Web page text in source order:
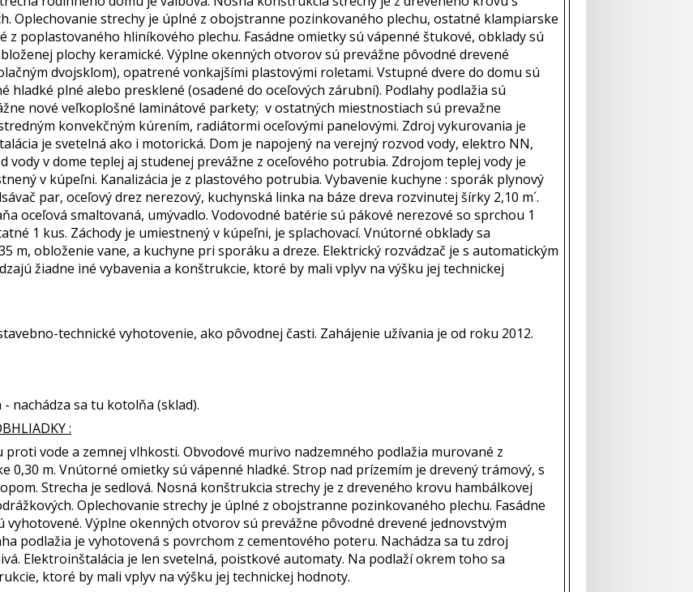
Oplechovanie strechy je úplné z obojstranne pozinkovaného plechu, ostatné klampiarske
z poplastovaného hliníkového plechu. Fasádne omietky sú vápenné štukové, obklady sú
plochy keramické. Výplne okenných otvorov sú prevážne pôvodné drevené
dvojsklom), opatrené vonkajšími plastovými roletami. Vstupné dvere do domu sú
plné alebo presklené (osadené do oceľových zárubní). Podlahy podlažia sú
nové veľkoplošné laminátové parkety; v ostatných miestnostiach sú prevažne
konvekčným kúrením, radiátormi oceľovými panelovými. Zdroj vykurovania je
je svetelná ako i motorická. Dom je napojený na verejný rozvod vody, elektro NN,
vody v dome teplej aj studenej prevážne z oceľového potrubia. Zdrojom teplej vody je
v kúpeľni. Kanalizácia je z plastového potrubia. Vybavenie kuchyne : sporák plynový
drez nerezový, kuchynská linka na báze dreva rozvinutej šírky 2,10 m´.
oceľová smaltovaná, umývadlo. Vodovodné batérie sú pákové nerezové so sprchou 1
1 kus. Záchody je umiestnený v kúpeľni, je splachovací. Vnútorné obklady sa
m, obloženie vane, a kuchyne pri sporáku a dreze. Elektrický rozvádzač je s automatickým
žiadne iné vybavenia a konštrukcie, ktoré by mali vplyv na výšku jej technickej
technické vyhotovenie, ako pôvodnej časti. Zahájenie užívania je od roku 2012.
nachádza sa tu kotolňa (sklad).
:
vode a zemnej vlhkosti. Obvodové murivo nadzemného podlažia murované z
0,30 m. Vnútorné omietky sú vápenné hladké. Strop nad prízemím je drevený trámový, s
Strecha je sedlová. Nosná konštrukcia strechy je z dreveného krovu hambálkovej
Oplechovanie strechy je úplné z obojstranne pozinkovaného plechu. Fasádne
Výplne okenných otvorov sú prevážne pôvodné drevené jednovstvým
podlažia je vyhotovená s povrchom z cementového poteru. Nachádza sa tu zdroj
Elektroinštalácia je len svetelná, poistkové automaty. Na podlaží okrem toho sa
ktoré by mali vplyv na výšku jej technickej hodnoty.